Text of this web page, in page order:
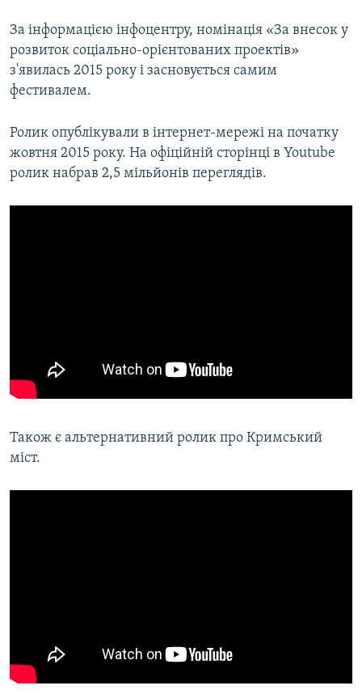
За інформацією інфоцентру, номінація «За внесок у
розвиток соціально-орієнтованих проектів»
з'явилась 2015 року і засновується самим
фестивалем.
Ролик опублікували в інтернет-мережі на початку
жовтня 2015 року. На офіційній сторінці в Youtube
ролик набрав 2,5 мільйонів переглядів.
Також є альтернативний ролик про Кримський
міст.